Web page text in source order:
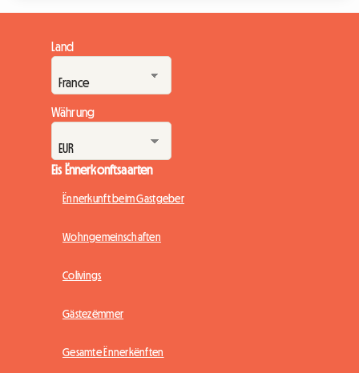
de Festival Interceltique Lorient 2026 drop, Honnertdausende
vu Begeeschterten aus der ganzer Welt ze empfänken.
Angesicht vun dësem massive Andran...
Land
Währung
Eis Ënnerkonftsaarten
Ënnerkunft beim Gastgeber
Wohngemeinschaften
Colivings
Gästezëmmer
Gesamte Ënnerkënften